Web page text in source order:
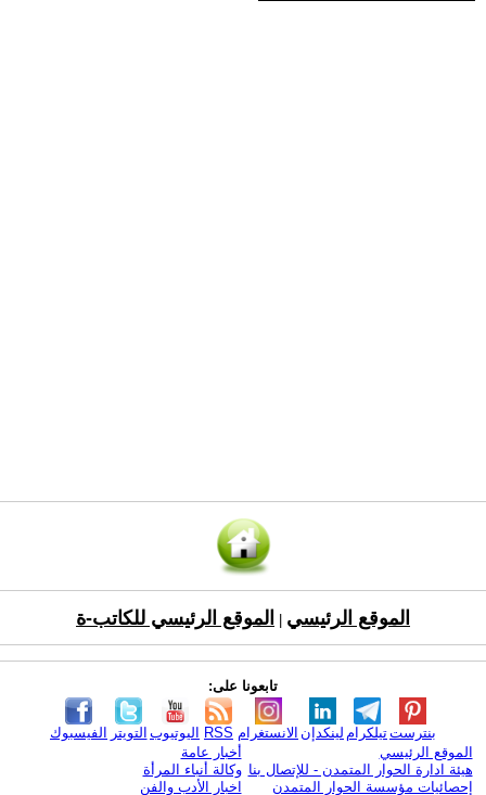
الموقع الرئيسي الموقع الرئيسي للكاتب-ة
تابعونا على:
الفيسبوك التويتر اليوتيوب RSS الانستغرام لينكدإن تيلكرامبنترست
الموقع الرئيسي
هيئة ادارة الحوار المتمدن - للإتصال بنا
إحصائيات مؤسسة الحوار المتمدن
أخبار عامة
وكالة أنباء المرأة
اخبار الأدب والفن